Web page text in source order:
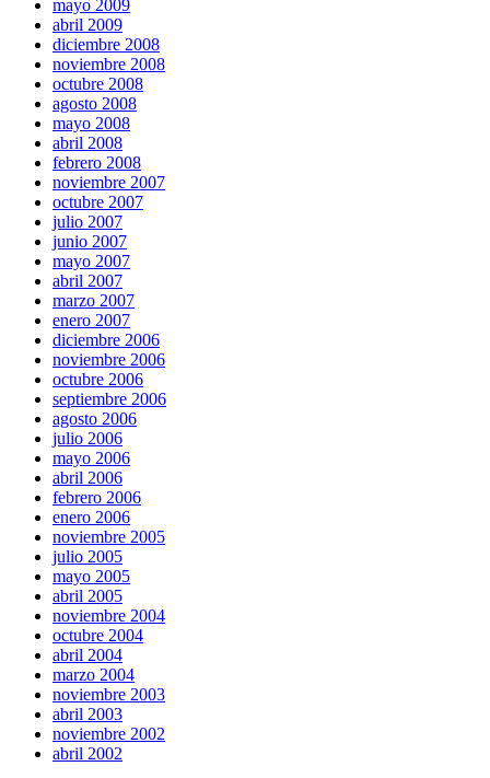
mayo 2009
abril 2009
diciembre 2008
noviembre 2008
octubre 2008
agosto 2008
mayo 2008
abril 2008
febrero 2008
noviembre 2007
octubre 2007
julio 2007
junio 2007
mayo 2007
abril 2007
marzo 2007
enero 2007
diciembre 2006
noviembre 2006
octubre 2006
septiembre 2006
agosto 2006
julio 2006
mayo 2006
abril 2006
febrero 2006
enero 2006
noviembre 2005
julio 2005
mayo 2005
abril 2005
noviembre 2004
octubre 2004
abril 2004
marzo 2004
noviembre 2003
abril 2003
noviembre 2002
abril 2002